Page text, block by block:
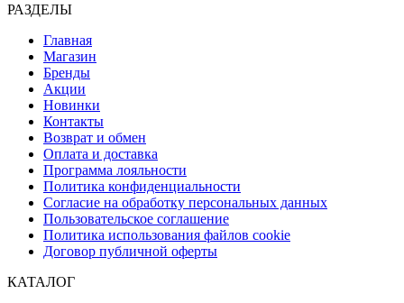
РАЗДЕЛЫ
Главная
Магазин
Бренды
Акции
Новинки
Контакты
Возврат и обмен
Оплата и доставка
Программа лояльности
Политика конфиденциальности
Согласие на обработку персональных данных
Пользовательское соглашение
Политика использования файлов cookie
Договор публичной оферты
КАТАЛОГ